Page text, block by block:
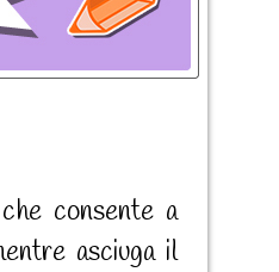
consente a
asciuga il